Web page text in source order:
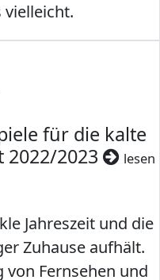
für die kalte
2023
lesen
Jahreszeit und die
Zuhause aufhält.
von Fernsehen und